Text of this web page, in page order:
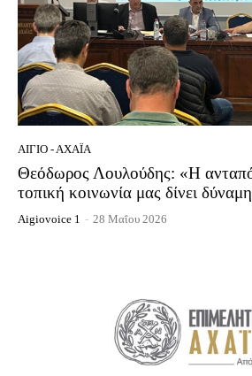
ΑΊΓΙΟ - ΑΧΑΪ́Α
Θεόδωρος Λουλούδης: «Η
τοπική κοινωνία μας δίνει
Aigiovoice 1 - 28 Μαΐου 2026